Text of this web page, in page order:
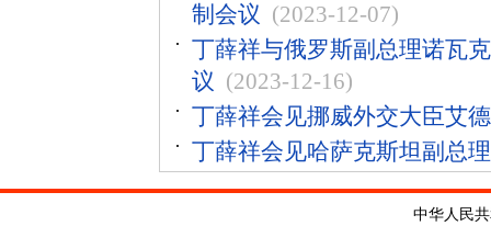
制会议 (2023-12-07)
丁薛祥与俄罗斯副总理诺瓦
议 (2023-12-16)
丁薛祥会见挪威外交大臣艾德
丁薛祥会见哈萨克斯坦副总
中华人民